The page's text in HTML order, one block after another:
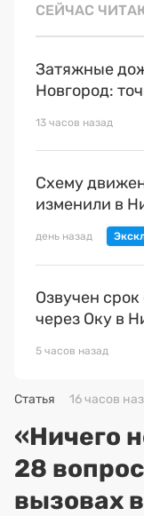
СЕЙЧАС
Затяжные
Новгород:
13 часов назад
Схему
изменили в
день назад
Озвучен
через Оку в
5 часов назад
Статья 16 часов
«Ничего
28
вызовах